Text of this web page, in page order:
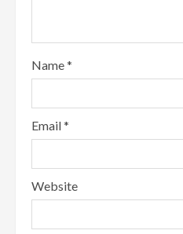
Name*
Email*
Website